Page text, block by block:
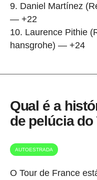
9. Daniel Martínez
— +22
10. Laurence Pithie
hansgrohe) — +24
Qual é a
de pelúcia do
AUTOESTRADA
O Tour de France